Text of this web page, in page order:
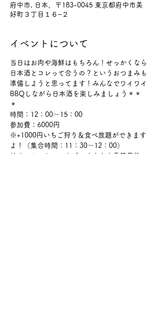
府中市, 日本、〒183-0045 東京都府中市美
好町３丁目１６−２
イベントについて
当日はお肉や海鮮はもちろん！せっかくなら
日本酒とコレって合うの？というおつまみも
準備しようと思ってます！みんなでワイワイ
BBQしながら日本酒を楽しみましょう＊＊
＊
時間：12：00～15：00
参加費：6000円
※+1000円いちご狩り＆食べ放題ができます
よ！（集合時間：11：30～12：00）
甘くておいしいいちごです！！！季節最後に